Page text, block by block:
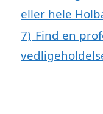
eller hele
7) Find en